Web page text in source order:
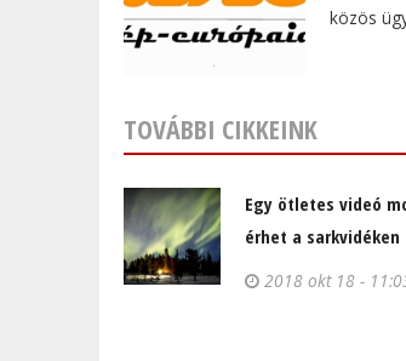
közös
TOVÁBBI CIKKEINK
Egy ötletes videó
érhet a sarkvidéken
2018 okt 18 -